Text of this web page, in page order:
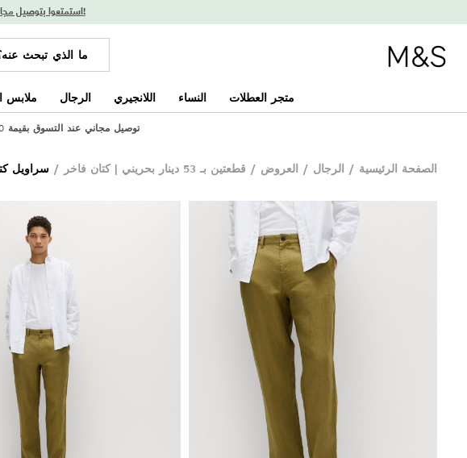
استمتعوا بتوصيل مجاني عند التسوق بقيمة 9 د.ب فقط. متوفر لفترة محدودة فقط!
متجر العطلات النساء اللانجيري الرجال ملابس
توصيل مجاني عند التسوق بقيمة 30 د.ب أو أكثر
الصفحة الرئيسية / الرجال / العروض / قطعتين بـ 53 دينار بحريني | كتان فاخر / سراويل